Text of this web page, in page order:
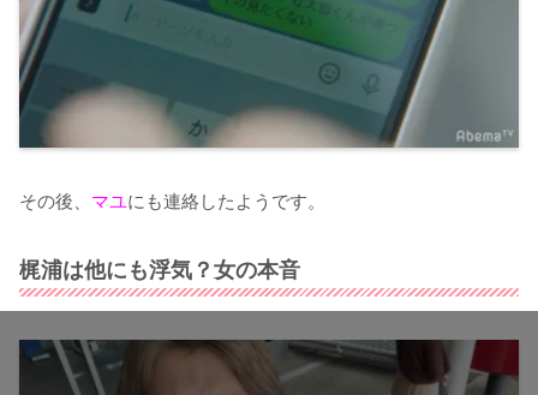
その後、 マユにも連絡したようです。
梶浦は他にも浮気？女の本音